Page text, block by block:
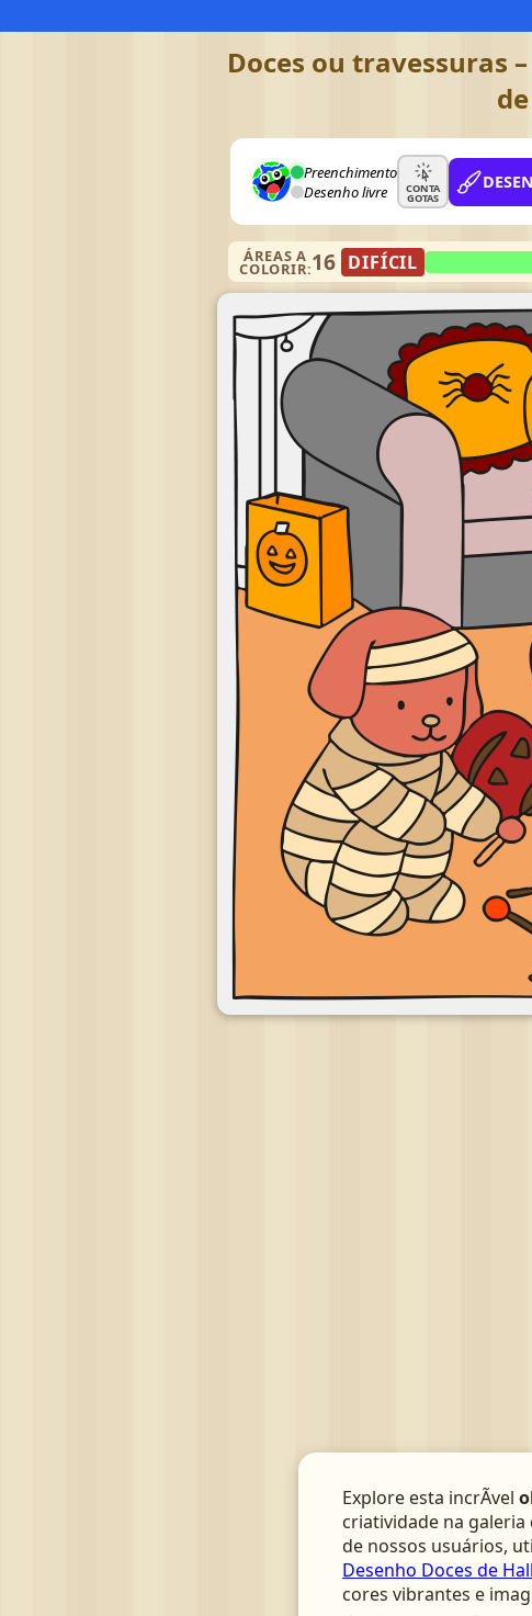
Doces ou travessuras
Preenchimento
Desenho livre
CONTA
GOTAS
ÁREAS A
COLORIR:16 DIFÍCIL
Explore esta incrÃ­vel
criatividade na galeria
de nossos usuários,
Desenho Doces de
cores vibrantes e